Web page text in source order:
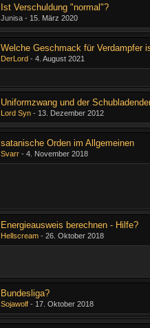
Ist Verschuldung "normal"?
Junisa - 15. März 2020
DerLord -4. August 2021
Uniformzwang und der
Lord Syn - 13. Dezember 2012
satanische Orden im Allgemeinen
Svarr -4. November 2018
Energieausweis berechnen - Hilfe?
Hellscream -26. Oktober 2018
Bundesliga?
Sojawolf - 17. Oktober 2018